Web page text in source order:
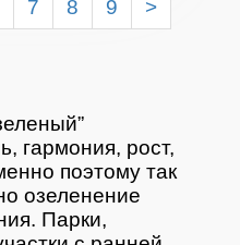
7 8 9
>
гармония, рост,
поэтому так
озеленение
Парки,